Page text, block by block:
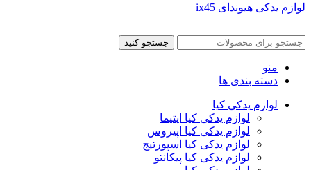
لوازم یدکی هیوندای ix45
جستجو کنید
منو
دسته بندی ها
لوازم یدکی کیا
لوازم یدکی کیا اپتیما
لوازم یدکی کیا اپیروس
لوازم یدکی کیا اسپورتیج
لوازم یدکی کیا پیکانتو